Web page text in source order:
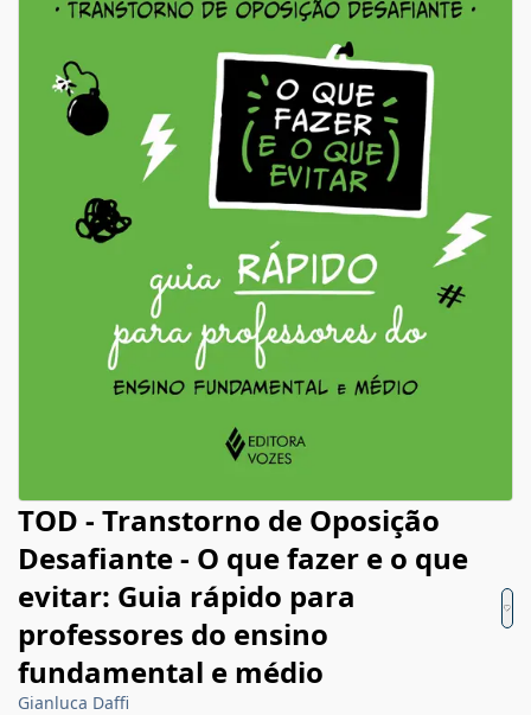
TOD - Transtorno de Oposição
Desafiante - O que fazer e o que
evitar: Guia rápido para
professores do ensino
fundamental e médio
Gianluca Daffi